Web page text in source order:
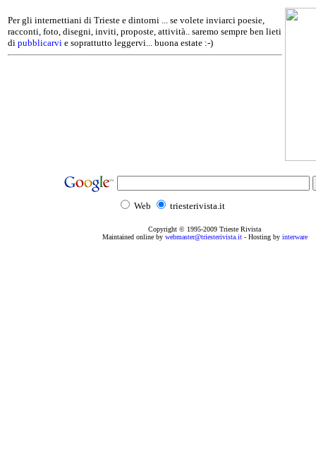
Per gli internettiani di Trieste e dintorni ... se volete inviarci poesie,
racconti, foto, disegni, inviti, proposte, attività.. saremo sempre ben lieti
di pubblicarvi e soprattutto leggervi... buona estate :-)
Web triesterivista.it
Copyright © 1995-2009 Trieste Rivista
Maintained online by webmaster@triesterivista.it- Hosting by interware